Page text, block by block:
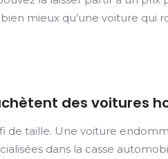
bien mieux qu’une voiture
des voitures
taille. Une voiture
dans la casse